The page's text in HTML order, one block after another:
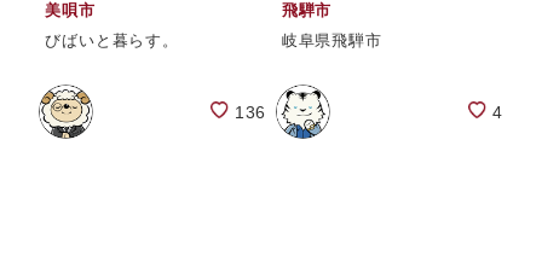
美唄市
びばいと暮らす。
136
飛騨市
岐阜県飛騨市
4